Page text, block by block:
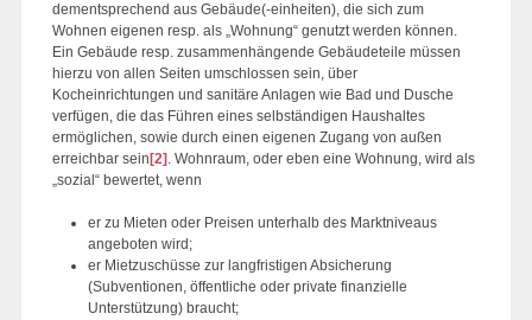
dementsprechend aus Gebäude(-einheiten), die sich zum
Wohnen eigenen resp. als „Wohnung“ genutzt werden können.
Ein Gebäude resp. zusammenhängende Gebäudeteile müssen
hierzu von allen Seiten umschlossen sein, über
Kocheinrichtungen und sanitäre Anlagen wie Bad und Dusche
verfügen, die das Führen eines selbständigen Haushaltes
ermöglichen, sowie durch einen eigenen Zugang von außen
erreichbar sein [2] . Wohnraum, oder eben eine Wohnung, wird als
„sozial“ bewertet, wenn
er zu Mieten oder Preisen unterhalb des Marktniveaus
angeboten wird;
er Mietzuschüsse zur langfristigen Absicherung
(Subventionen, öffentliche oder private finanzielle
Unterstützung) braucht;